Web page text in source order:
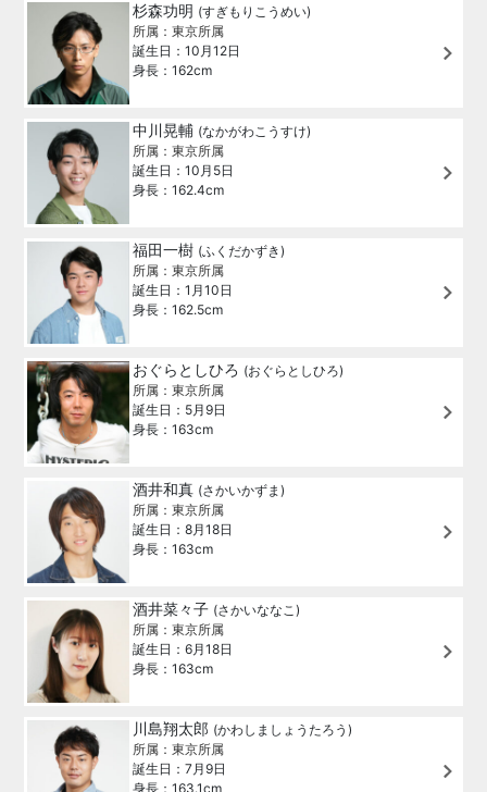
杉森功明 (すぎもりこうめい)
所属：東京所属
誕生日：10月12日
身長：162cm
中川晃輔 (なかがわこうすけ)
所属：東京所属
誕生日：10月5日
身長：162.4cm
福田一樹 (ふくだかずき)
所属：東京所属
誕生日：1月10日
身長：162.5cm
おぐらとしひろ (おぐらとしひろ)
所属：東京所属
誕生日：5月9日
身長：163cm
酒井和真 (さかいかずま)
所属：東京所属
誕生日：8月18日
身長：163cm
酒井菜々子 (さかいななこ)
所属：東京所属
誕生日：6月18日
身長：163cm
川島翔太郎 (かわしましょうたろう)
所属：東京所属
誕生日：7月9日
身長：163.1cm